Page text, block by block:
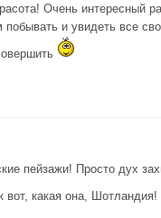
Очень интересный
побывать и увидеть все
пейзажи! Просто дух
вот, какая она, Шотландия!